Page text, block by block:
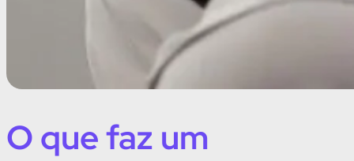
O que faz um